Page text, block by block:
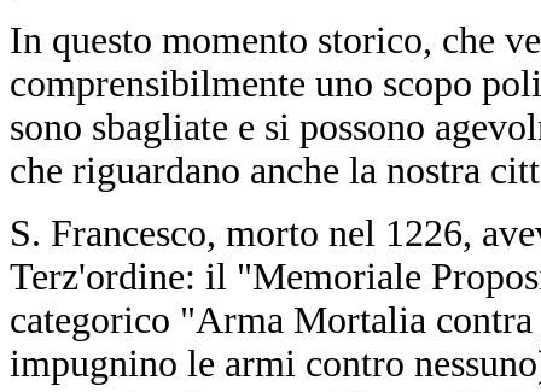
In questo momento storico, che
comprensibilmente uno scopo
sono sbagliate e si possono
che riguardano anche la nostra
S. Francesco, morto nel 1226,
Terz'ordine: il "Memoriale
categorico "Arma Mortalia
impugnino le armi contro